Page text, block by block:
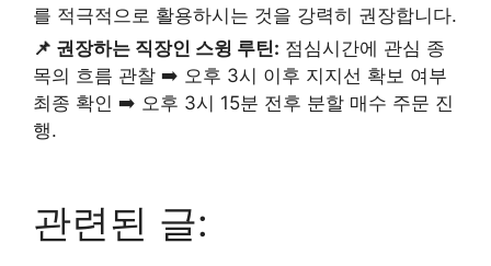
를 적극적으로 활용하시는 것을 강력히 권장합니다.
📌 권장하는 직장인 스윙 루틴: 점심시간에 관심 종
목의 흐름 관찰 ➡️ 오후 3시 이후 지지선 확보 여부
최종 확인 ➡️ 오후 3시 15분 전후 분할 매수 주문 진
행.
관련된 글: